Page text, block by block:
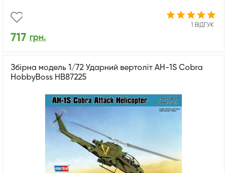
1 ВІДГУК
717 грн.
Збірна модель 1/72 Ударний вертоліт AH-1S Cobra
HobbyBoss HB87225